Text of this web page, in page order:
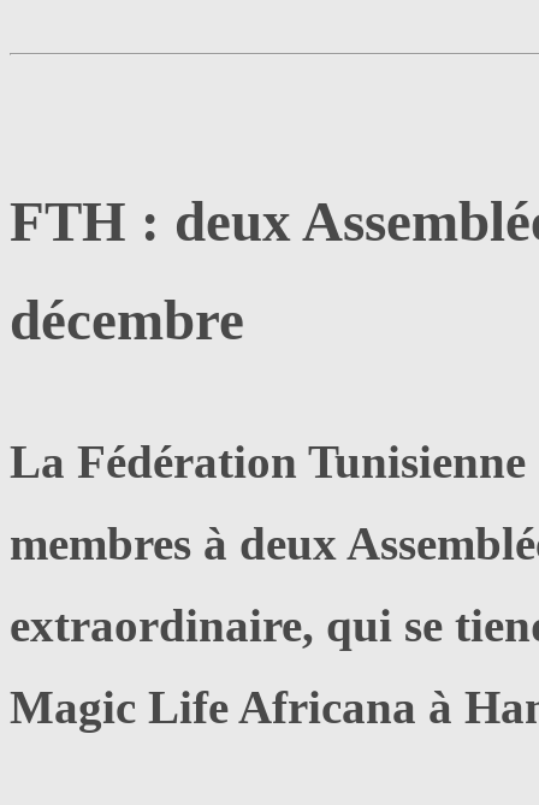
FTH : deux
décembre
La Fédération Tunisienne
membres à deux
extraordinaire, qui se
Magic Life Africana à